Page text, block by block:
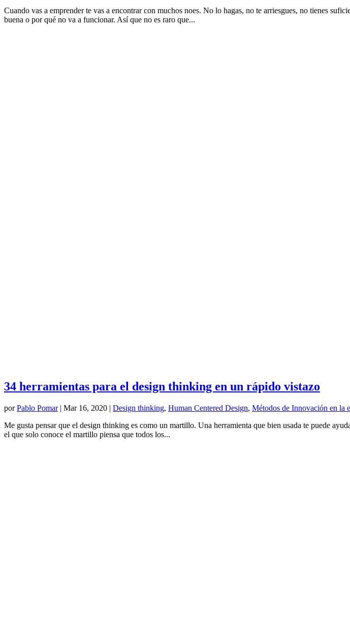
Cuando vas a emprender te vas a encontrar con muchos noes. No lo hagas, no te arriesgues, no tienes
buena o por qué no va a funcionar. Así que no es raro que...
34 herramientas para el design thinking en un rápido vistazo
porPablo Pomar| Mar 16, 2020 | Design thinking, Human Centered Design, Métodos de Innovación en la
Me gusta pensar que el design thinking es como un martillo. Una herramienta que bien usada te puede
el que solo conoce el martillo piensa que todos los...